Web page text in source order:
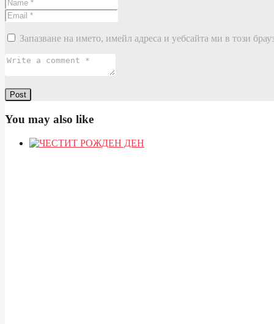
Запазване на името, имейл адреса и уебсайта ми в този
You may also like